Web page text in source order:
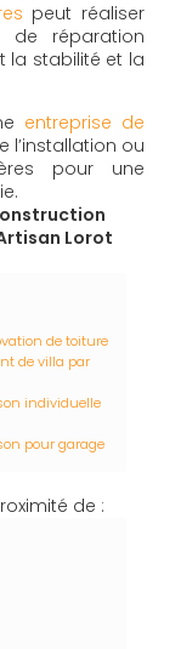
peut réaliser
de réparation
la stabilité et la
entreprise de
l’installation ou
pour une
Lorot
de toiture
de villa par
individuelle
pour garage
de :